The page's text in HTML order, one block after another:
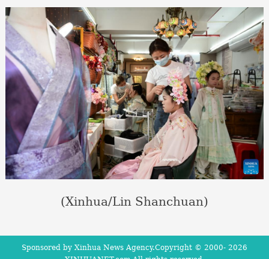
(Xinhua/Lin Shanchuan)
Sponsored by Xinhua News Agency.Copyright © 2000- 2026